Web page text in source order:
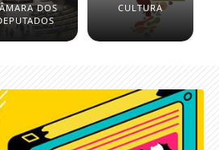
DOS
CULTURA